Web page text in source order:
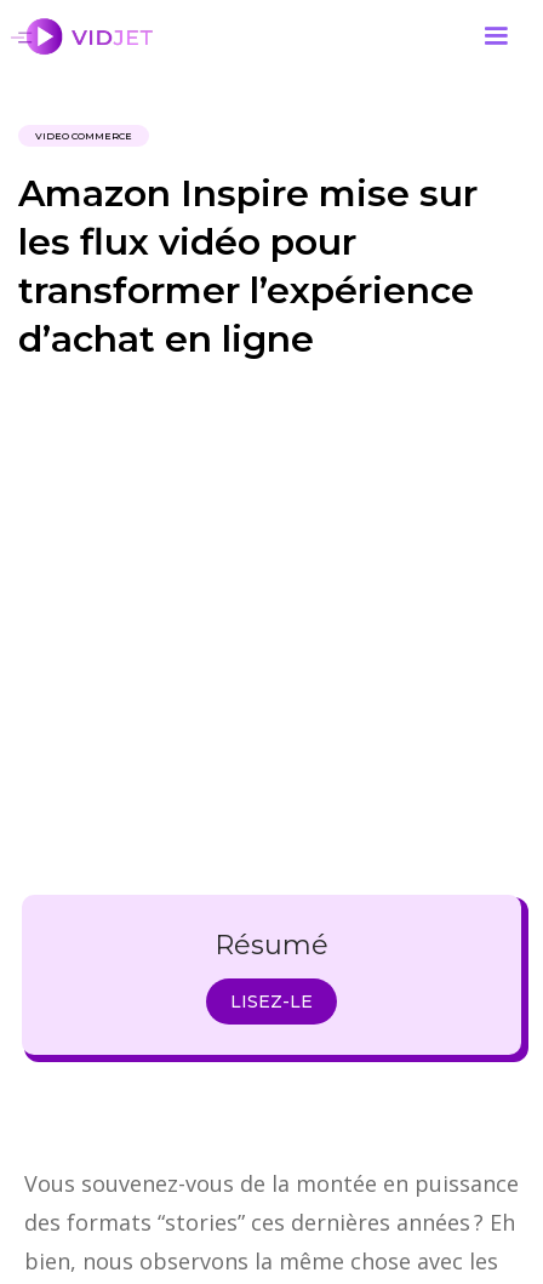
VIDEO COMMERCE
Amazon Inspire mise sur
les flux vidéo pour
transformer l’expérience
d’achat en ligne
Résumé
LISEZ-LE
Vous souvenez-vous de la montée en puissance
des formats “stories” ces dernières années ? Eh
bien, nous observons la même chose avec les